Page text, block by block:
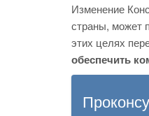
Изменение
страны, может
этих целях
обеспечить